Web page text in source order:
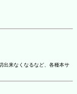
出来なくなるなど、各種本サ